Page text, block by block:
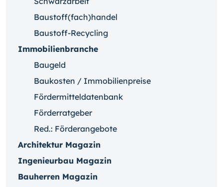
Baustoff(fach)handel
Baustoff-Recycling
Immobilienbranche
Baugeld
Baukosten / Immobilienpreise
Fördermitteldatenbank
Förderratgeber
Red.: Förderangebote
Architektur Magazin
Ingenieurbau Magazin
Bauherren Magazin